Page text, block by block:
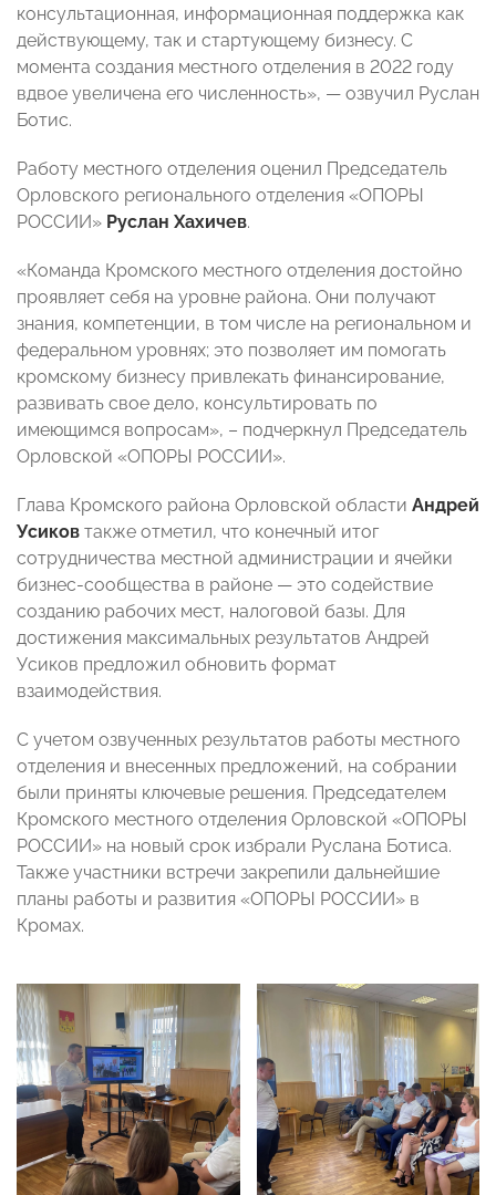
консультационная, информационная поддержка как
действующему, так и стартующему бизнесу. С
момента создания местного отделения в 2022 году
вдвое увеличена его численность», — озвучил Руслан
Ботис.
Работу местного отделения оценил Председатель
Орловского регионального отделения «ОПОРЫ
РОССИИ» Руслан Хахичев.
«Команда Кромского местного отделения достойно
проявляет себя на уровне района. Они получают
знания, компетенции, в том числе на региональном и
федеральном уровнях; это позволяет им помогать
кромскому бизнесу привлекать финансирование,
развивать свое дело, консультировать по
имеющимся вопросам», – подчеркнул Председатель
Орловской «ОПОРЫ РОССИИ».
Глава Кромского района Орловской области Андрей
Усиков также отметил, что конечный итог
сотрудничества местной администрации и ячейки
бизнес-сообщества в районе — это содействие
созданию рабочих мест, налоговой базы. Для
достижения максимальных результатов Андрей
Усиков предложил обновить формат
взаимодействия.
С учетом озвученных результатов работы местного
отделения и внесенных предложений, на собрании
были приняты ключевые решения. Председателем
Кромского местного отделения Орловской «ОПОРЫ
РОССИИ» на новый срок избрали Руслана Ботиса.
Также участники встречи закрепили дальнейшие
планы работы и развития «ОПОРЫ РОССИИ» в
Кромах.